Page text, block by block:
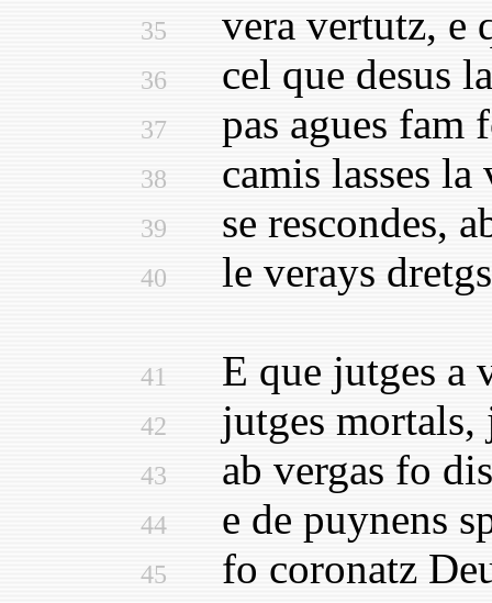
35 vera vertutz, e
36 cel que desus
37 pas agues fam
38 camis lasses la
39 se rescondes,
40 le verays dretgs
41 E que jutges a
42 jutges mortals,
43 ab vergas fo
44 e de puynens
45
fo coronatz